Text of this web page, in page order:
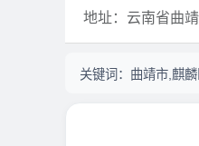
地址：云南省曲
关键词： 曲靖市,麒